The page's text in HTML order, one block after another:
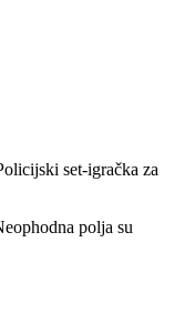
set-igračka za
polja su